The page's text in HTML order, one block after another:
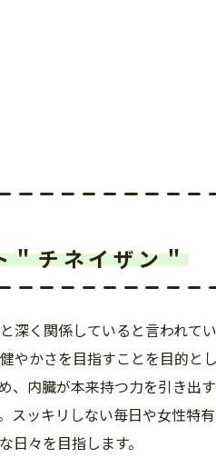
＂チネイザン＂
深く関係していると言われて
やかさを目指すことを目的と
、内臓が本来持つ力を引き出
ッキリしない毎日や女性特
々を目指します。